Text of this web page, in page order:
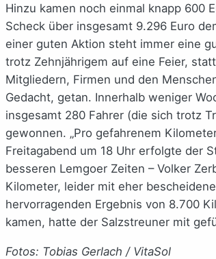
Hinzu kamen noch einmal knapp 600
Scheck über insgesamt 9.296 Euro
einer guten Aktion steht immer eine
trotz Zehnjährigem auf eine Feier,
Mitgliedern, Firmen und den
Gedacht, getan. Innerhalb weniger
insgesamt 280 Fahrer (die sich trotz
gewonnen. „Pro gefahrenem
Freitagabend um 18 Uhr erfolgte der
besseren Lemgoer Zeiten – Volker
Kilometer, leider mit eher
hervorragenden Ergebnis von 8.700
kamen, hatte der Salzstreuner mit
Fotos: Tobias Gerlach / VitaSol